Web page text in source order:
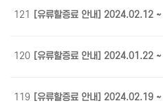
121 [유류할증료 안내] 2024.02.12
120 [유류할증료 안내] 2024.01.22
119 [유류할증료 안내] 2024.02.19